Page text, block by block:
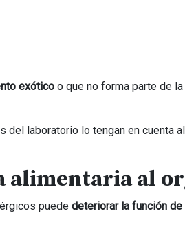
exótico o que no forma parte de
del laboratorio lo tengan en cuenta
alimentaria al
puede deteriorar la función